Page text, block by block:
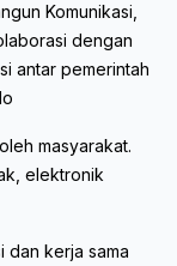
Komunikasi,
dengan
antar pemerintah
masyarakat.
elektronik
dan kerja sama